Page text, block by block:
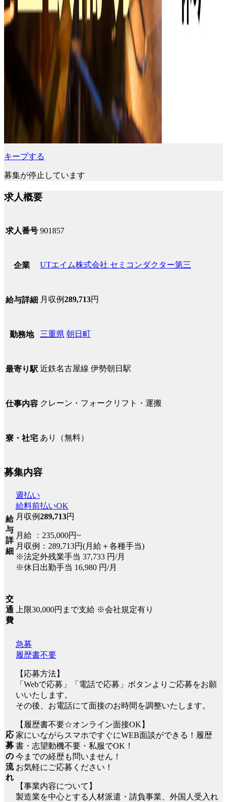
キープする
募集が停止しています
求人概要
求人番号 901857
企業 UTエイム株式会社 セミコンダクター第三
給与詳細 月収例289,713円
勤務地 三重県 朝日町
最寄り駅 近鉄名古屋線 伊勢朝日駅
仕事内容 クレーン・フォークリフト・運搬
寮・社宅 あり（無料）
募集内容
給
与
詳
細
週払い
給料前払いOK
月収例289,713円
月給 ：235,000円~
月収例：289,713円(月給＋各種手当)
※法定外残業手当 37,733 円/月
※休日出勤手当 16,980 円/月
交
通
費
上限30,000円まで支給 ※会社規定有り
応
募
の
流
れ
急募
履歴書不要
【応募方法】
「Webで応募」「電話で応募」ボタンよりご応募をお願
いいたします。
その後、お電話にて面接のお時間を調整いたします。
【履歴書不要☆オンライン面接OK】
家にいながらスマホですぐにWEB面談ができる！履歴
書・志望動機不要・私服でOK！
今までの経歴も問いません！
お気軽にご応募ください！
【事業内容について】
製造業を中心とする人材派遣・請負事業、外国人受入れ